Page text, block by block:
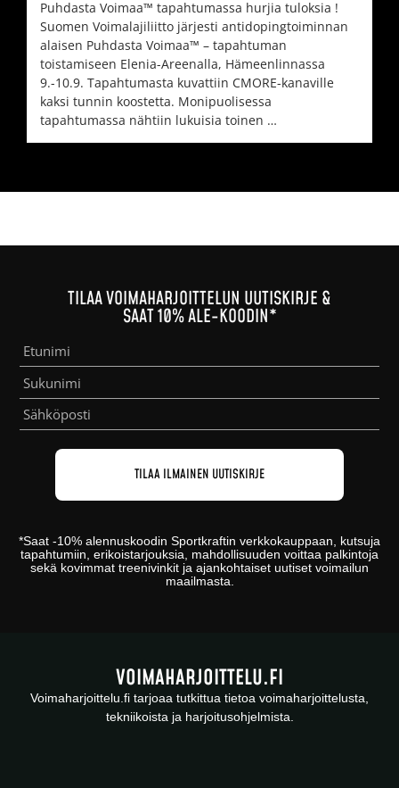
Puhdasta Voimaa™ tapahtumassa hurjia tuloksia !
Suomen Voimalajiliitto järjesti antidopingtoiminnan
alaisen Puhdasta Voimaa™ – tapahtuman
toistamiseen Elenia-Areenalla, Hämeenlinnassa
9.-10.9. Tapahtumasta kuvattiin CMORE-kanaville
kaksi tunnin koostetta. Monipuolisessa
tapahtumassa nähtiin lukuisia toinen …
TILAA VOIMAHARJOITTELUN UUTISKIRJE &
SAAT 10% ALE-KOODIN*
*Saat -10% alennuskoodin Sportkraftin verkkokauppaan, kutsuja
tapahtumiin, erikoistarjouksia, mahdollisuuden voittaa palkintoja
sekä kovimmat treenivinkit ja ajankohtaiset uutiset voimailun
maailmasta.
VOIMAHARJOITTELU.FI
Voimaharjoittelu.fi tarjoaa tutkittua tietoa voimaharjoittelusta,
tekniikoista ja harjoitusohjelmista.